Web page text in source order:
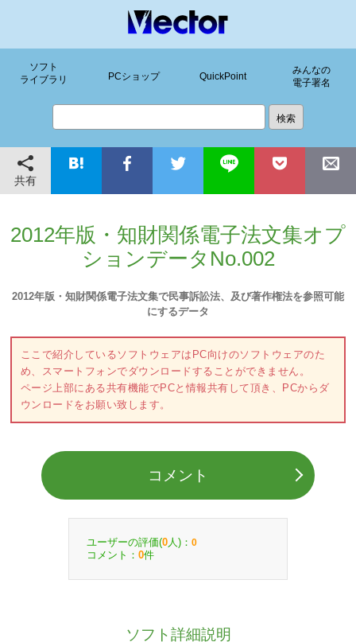
ソフト
ライブラリ
PCショップ QuickPoint
みんなの
電子署名
共有
2012年版・知財関係電子法文集オプ
ションデータNo.002
2012年版・知財関係電子法文集で民事訴訟法、及び著作権法を参照可能
にするデータ
ここで紹介しているソフトウェアはPC向けのソフトウェアのた
め、スマートフォンでダウンロードすることができません。
ページ上部にある共有機能でPCと情報共有して頂き、PCからダ
ウンロードをお願い致します。
コメント
ユーザーの評価(0 人)： 0
コメント： 0件
ソフト詳細説明